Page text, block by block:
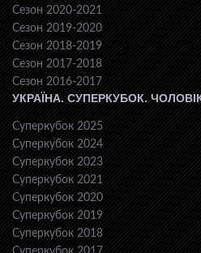
Сезон 2020-2021
Сезон 2019-2020
Сезон 2018-2019
Сезон 2017-2018
Сезон 2016-2017
УКРАЇНА. СУПЕРКУБОК.
Суперкубок 2025
Суперкубок 2024
Суперкубок 2023
Суперкубок 2021
Суперкубок 2020
Суперкубок 2019
Суперкубок 2018